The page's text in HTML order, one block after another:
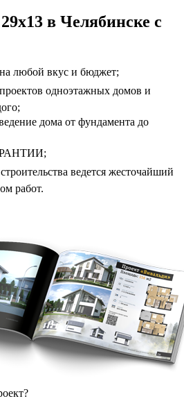
в Челябинске с
любой вкус и бюджет;
одноэтажных домов и
дома от фундамента до
ведется жесточайший
работ.